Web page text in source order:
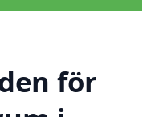
för